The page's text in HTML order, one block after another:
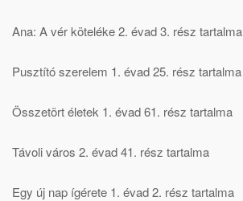
Ana: A vér köteléke 2. évad 3. rész tartalma
Pusztító szerelem 1. évad 25. rész tartalma
Összetört életek 1. évad 61. rész tartalma
Távoli város 2. évad 41. rész tartalma
Egy új nap ígérete 1. évad 2. rész tartalma